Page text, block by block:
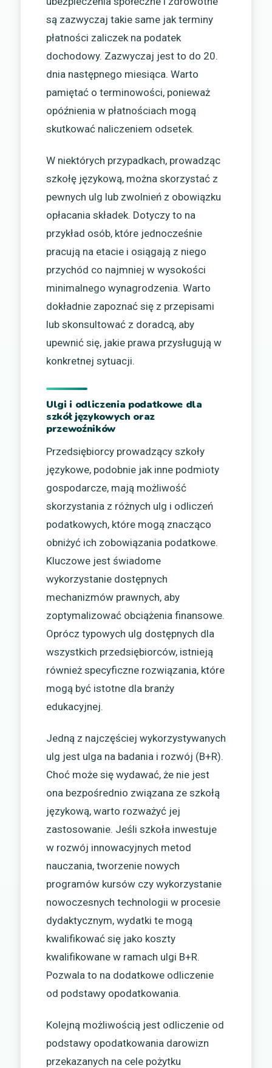
są zazwyczaj takie same jak terminy
płatności zaliczek na podatek
dochodowy. Zazwyczaj jest to do 20.
dnia następnego miesiąca. Warto
pamiętać o terminowości, ponieważ
opóźnienia w płatnościach mogą
skutkować naliczeniem odsetek.
W niektórych przypadkach, prowadząc
szkołę językową, można skorzystać z
pewnych ulg lub zwolnień z obowiązku
opłacania składek. Dotyczy to na
przykład osób, które jednocześnie
pracują na etacie i osiągają z niego
przychód co najmniej w wysokości
minimalnego wynagrodzenia. Warto
dokładnie zapoznać się z przepisami
lub skonsultować z doradcą, aby
upewnić się, jakie prawa przysługują w
konkretnej sytuacji.
Ulgi i odliczenia podatkowe dla
szkół językowych oraz
przewoźników
Przedsiębiorcy prowadzący szkoły
językowe, podobnie jak inne podmioty
gospodarcze, mają możliwość
skorzystania z różnych ulg i odliczeń
podatkowych, które mogą znacząco
obniżyć ich zobowiązania podatkowe.
Kluczowe jest świadome
wykorzystanie dostępnych
mechanizmów prawnych, aby
zoptymalizować obciążenia finansowe.
Oprócz typowych ulg dostępnych dla
wszystkich przedsiębiorców, istnieją
również specyficzne rozwiązania, które
mogą być istotne dla branży
edukacyjnej.
Jedną z najczęściej wykorzystywanych
ulg jest ulga na badania i rozwój (B+R).
Choć może się wydawać, że nie jest
ona bezpośrednio związana ze szkołą
językową, warto rozważyć jej
zastosowanie. Jeśli szkoła inwestuje
w rozwój innowacyjnych metod
nauczania, tworzenie nowych
programów kursów czy wykorzystanie
nowoczesnych technologii w procesie
dydaktycznym, wydatki te mogą
kwalifikować się jako koszty
kwalifikowane w ramach ulgi B+R.
Pozwala to na dodatkowe odliczenie
od podstawy opodatkowania.
Kolejną możliwością jest odliczenie od
podstawy opodatkowania darowizn
przekazanych na cele pożytku